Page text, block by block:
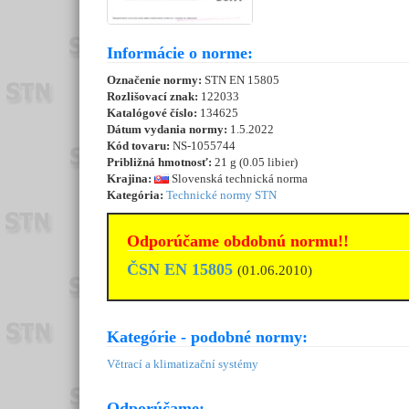
Informácie o norme:
Označenie normy: STN EN 15805
Rozlišovací znak: 122033
Katalógové číslo: 134625
Dátum vydania normy: 1.5.2022
Kód tovaru: NS-1055744
Približná hmotnosť: 21 g (0.05 libier)
Krajina:
Slovenská technická norma
Kategória: Technické normy STN
Odporúčame obdobnú normu!!
ČSN EN 15805 (01.06.2010)
Kategórie - podobné normy:
Větrací a klimatizační systémy